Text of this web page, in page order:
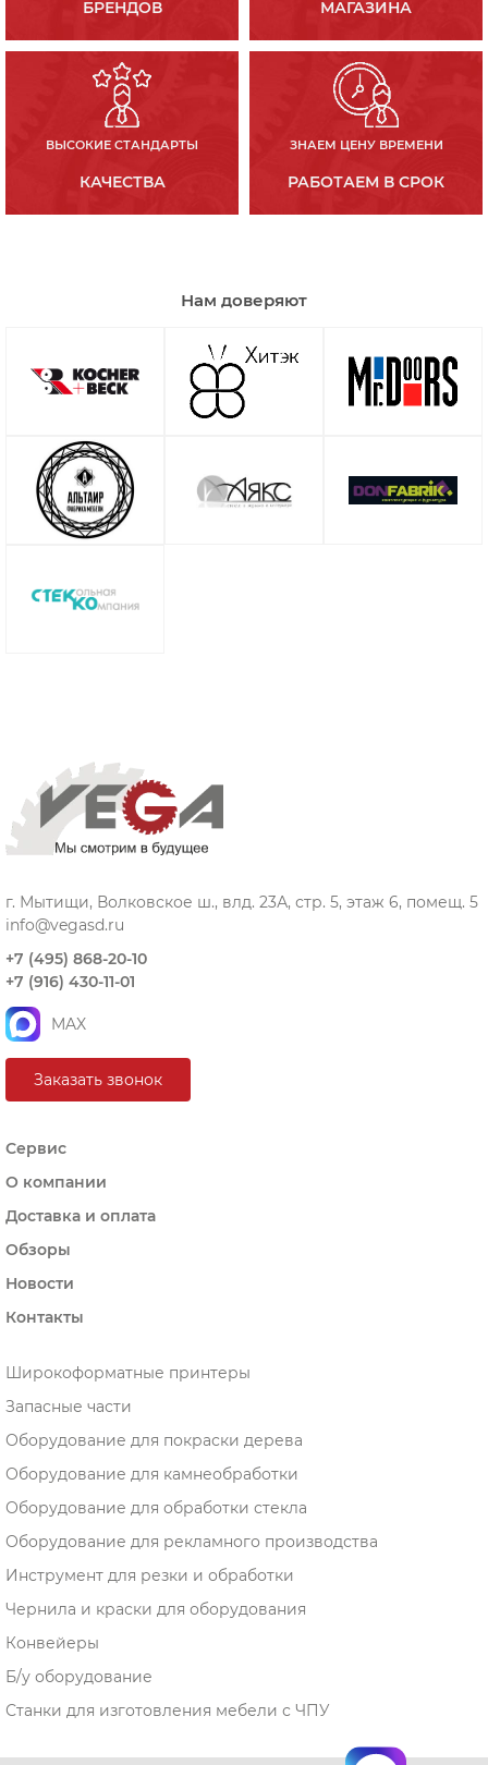
БРЕНДОВ
МАГАЗИНА
ВЫСОКИЕ СТАНДАРТЫ
КАЧЕСТВА
ЗНАЕМ ЦЕНУ ВРЕМЕНИ
РАБОТАЕМ В СРОК
Нам доверяют
г. Мытищи, Волковское ш., влд. 23А, стр. 5, этаж 6, помещ. 5
info@vegasd.ru
+7 (495) 868-20-10
+7 (916) 430-11-01
MAX
Заказать звонок
Сервис
О компании
Доставка и оплата
Обзоры
Новости
Контакты
Широкоформатные принтеры
Запасные части
Оборудование для покраски дерева
Оборудование для камнеобработки
Оборудование для обработки стекла
Оборудование для рекламного производства
Инструмент для резки и обработки
Чернила и краски для оборудования
Конвейеры
Б/у оборудование
Станки для изготовления мебели с ЧПУ